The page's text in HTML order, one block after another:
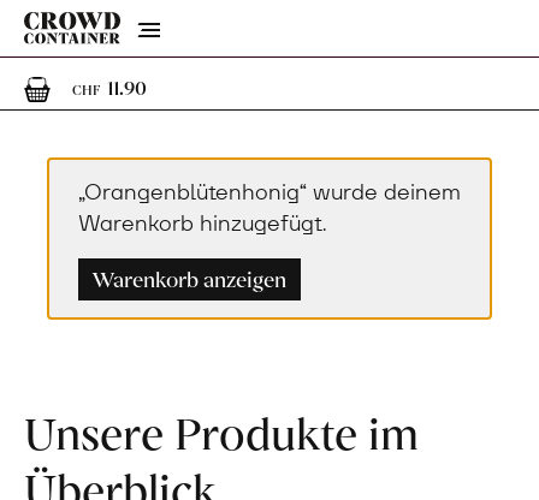
Menu
CHF 11.901 Artikel im Warenkorb
„Orangenblütenhonig“ wurde deinem
Warenkorb hinzugefügt.
Warenkorb anzeigen
Unsere Produkte im
Überblick